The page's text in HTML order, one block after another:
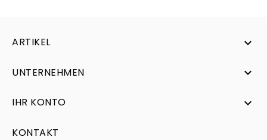
ARTIKEL 
UNTERNEHMEN 
IHR KONTO 
KONTAKT